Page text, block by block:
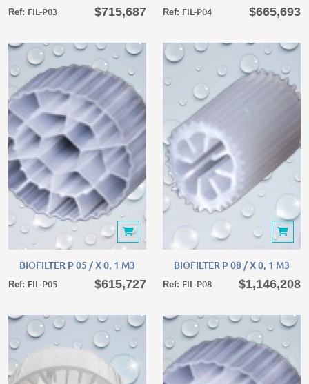
Ref: FIL-P03 $715,687 Ref: FIL-P04 $665,693
BIOFILTER P 05 / X 0, 1 M3
Ref: FIL-P05 $615,727
BIOFILTER P 08 / X 0, 1 M3
Ref: FIL-P08 $1,146,208